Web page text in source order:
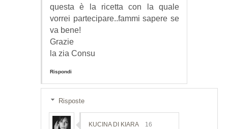
questa è la ricetta con la quale
vorrei partecipare..fammi sapere se
va bene!
Grazie
la zia Consu
Rispondi
Risposte
KUCINA DI KIARA
16